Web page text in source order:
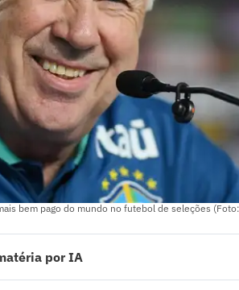
bem pago do mundo no futebol de seleções (Foto:
por IA